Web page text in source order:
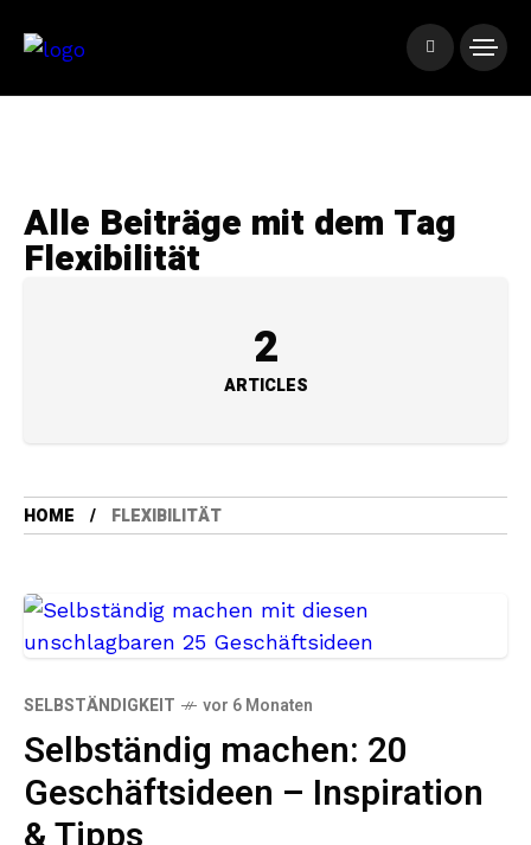
Alle Beiträge mit dem Tag
Flexibilität
2
ARTICLES
HOME FLEXIBILITÄT
SELBSTÄNDIGKEIT vor 6 Monaten
Selbständig machen: 20
Geschäftsideen – Inspiration